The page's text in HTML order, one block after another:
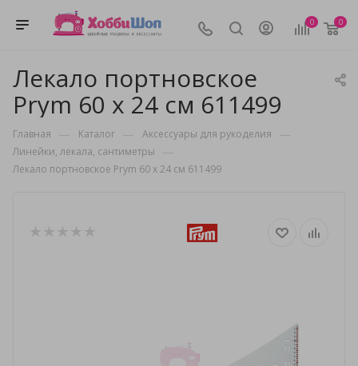
0 0
Лекало портновское
Prym 60 x 24 см 611499
Главная — Каталог — Аксессуары для рукоделия —
Линейки, лекала, сантиметры —
Лекало портновское Prym 60 x 24 см 611499